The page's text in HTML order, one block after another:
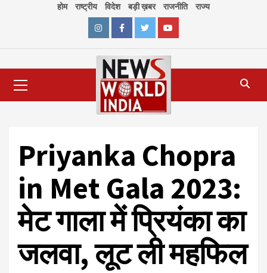
होम राष्ट्रीय विदेश बड़ी ख़बर राजनीति राज्य
InstagramFacebookTwitterYoutube
Menu
Priyanka Chopra
in Met Gala 2023:
मेट गाला में प्रियंका का
जलवा, लूट ली महफिल